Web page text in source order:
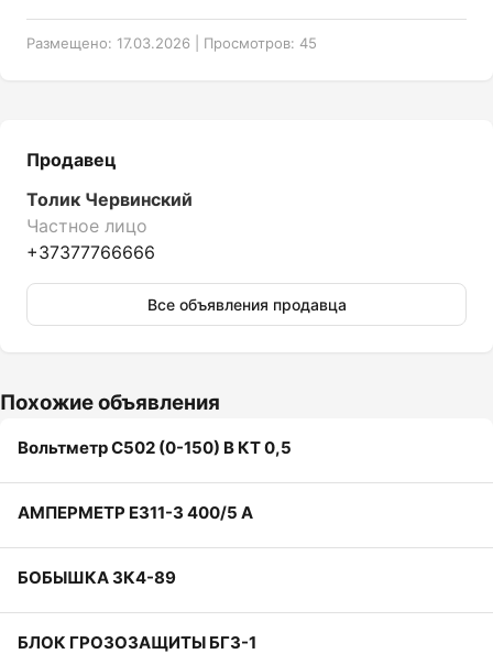
Размещено: 17.03.2026 | Просмотров: 45
Продавец
Толик Червинский
Частное лицо
+37377766666
Все объявления продавца
Похожие объявления
Вольтметр С502 (0-150) В КТ 0,5
АМПЕРМЕТР Е311-3 400/5 А
БОБЫШКА ЗК4-89
БЛОК ГРОЗОЗАЩИТЫ БГ3-1